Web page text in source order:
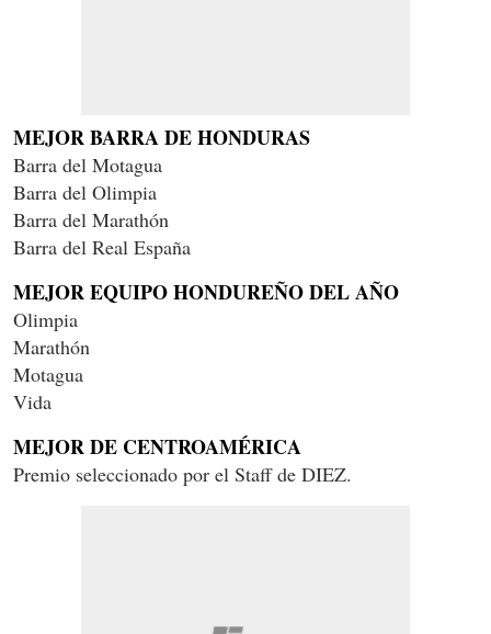
MEJOR BARRA DE HONDURAS
Barra del Motagua
Barra del Olimpia
Barra del Marathón
Barra del Real España
MEJOR EQUIPO HONDUREÑO DEL AÑO
Olimpia
Marathón
Motagua
Vida
MEJOR DE CENTROAMÉRICA
Premio seleccionado por el Staff de DIEZ.